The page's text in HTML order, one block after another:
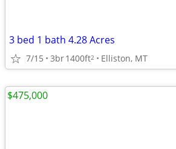
3 bed 1 bath 4.28 Acres
7/15 3br1400ft2 Elliston, MT
$475,000